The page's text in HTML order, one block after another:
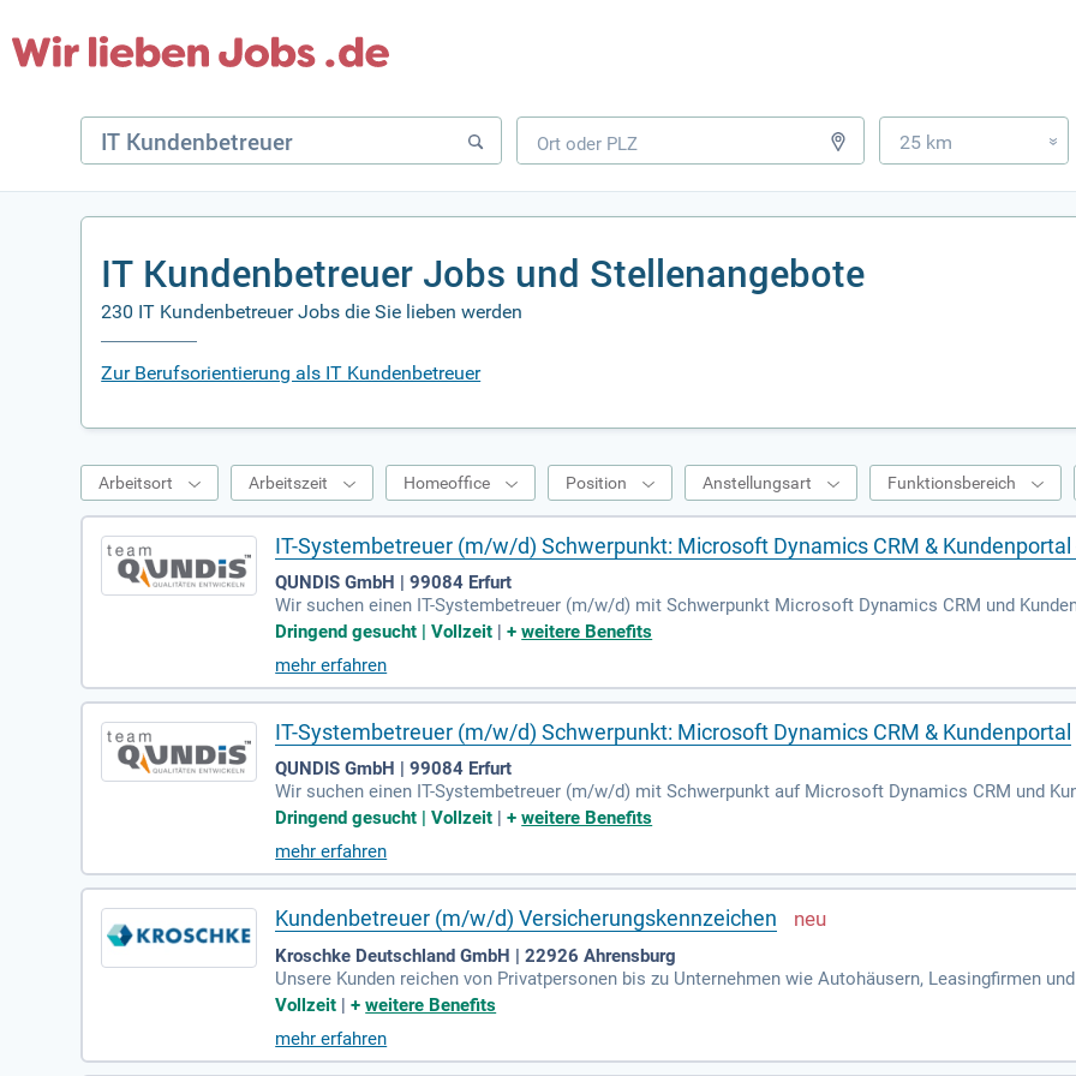
25 km »
IT Kundenbetreuer Jobs und Stellenangebote
230 IT Kundenbetreuer Jobs die Sie lieben werden
Zur Berufsorientierung als IT Kundenbetreuer
Arbeitsort Arbeitszeit Homeoffice Position Anstellungsart Funktionsbereich
IT-Systembetreuer (m/w/d) Schwerpunkt: Microsoft Dynamics CRM & Kundenportal
QUNDIS GmbH | 99084 Erfurt
Wir suchen einen IT-Systembetreuer (m/w/d) mit Schwerpunkt Microsoft Dynamics CRM und
assen die Administration und Weiterentwicklung des CRM-Systems sowie die Betreuung des
rozesse und arbeiten an der Analyse von Anwenderanfragen. Sie sollten über eine abgeschlossene
formatik verfügen und fundierte Kenntnisse in Microsoft Dynamics CRM nachweisen. Erfahrung im
ogien ist von Vorteil. Wenn Sie strukturiert und serviceorientiert arbeiten und Freude an
Dringend gesucht | Vollzeit |+weitere Benefits
mehr erfahren
IT-Systembetreuer (m/w/d) Schwerpunkt: Microsoft Dynamics CRM & Kundenportal
QUNDIS GmbH | 99084 Erfurt
Wir suchen einen IT-Systembetreuer (m/w/d) mit Schwerpunkt auf Microsoft Dynamics CRM und
assen die Administration, Wartung und Weiterentwicklung von Microsoft Dynamics CRM sowie die
n Microsoft Dynamics CRM und Erfahrungen in der Betreuung von CRM-Systemen mit. Eine
Wirtschaftsinformatik ist Voraussetzung. Werden Sie Teil unseres Teams und gestalten Sie
Dringend gesucht | Vollzeit |+weitere Benefits
mehr erfahren
Kundenbetreuer (m/w/d) Versicherungskennzeichen
Kroschke Deutschland GmbH | 22926 Ahrensburg
Unsere Kunden reichen von Privatpersonen bis zu Unternehmen wie Autohäusern, Leasingfirmen
verschiedenste Persönlichkeiten ihren Platz, von Verkaufsmitarbeitenden bis zu hoch spezialisierten
Vollzeit |+weitere Benefits
mehr erfahren